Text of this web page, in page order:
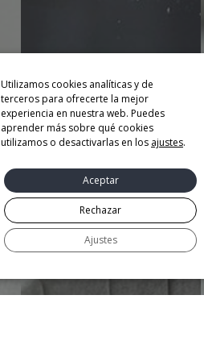
Utilizamos cookies analíticas y de
terceros para ofrecerte la mejor
experiencia en nuestra web. Puedes
aprender más sobre qué cookies
utilizamos o desactivarlas en los ajustes.
Aceptar
Rechazar
Ajustes